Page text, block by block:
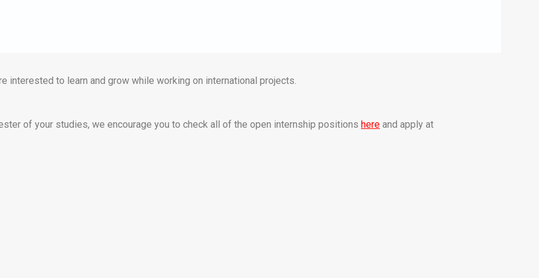
interested to learn and grow while working on international projects.
of your studies, we encourage you to check all of the open internship positions here and apply at